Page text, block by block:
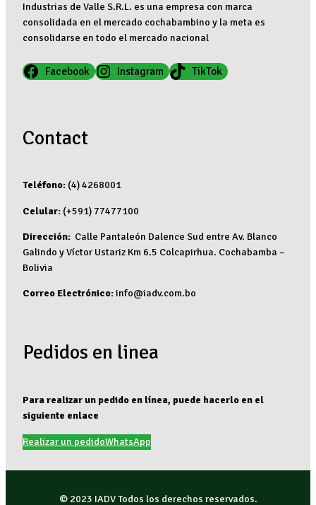
Industrias de Valle S.R.L. es una empresa con marca
consolidada en el mercado cochabambino y la meta es
consolidarse en todo el mercado nacional
Facebook Instagram TikTok
Contact
Teléfono: (4) 4268001
Celular: (+591) 77477100
Dirección: Calle Pantaleón Dalence Sud entre Av. Blanco
Galindo y Víctor Ustariz Km 6.5 Colcapirhua. Cochabamba –
Bolivia
Correo Electrónico:info@iadv.com.bo
Pedidos en linea
Para realizar un pedido en línea, puede hacerlo en el
siguiente enlace
Realizar un pedidoWhatsApp
© 2023 IADV Todos los derechos reservados.